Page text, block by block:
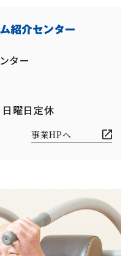
ター
曜日定休
事業HPへ